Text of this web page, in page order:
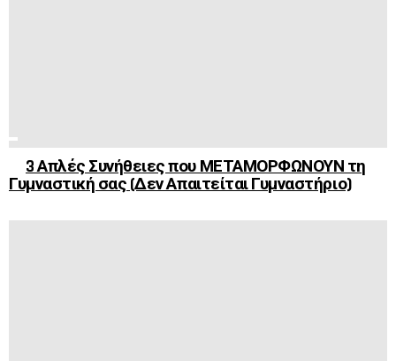
3 Απλές Συνήθειες που ΜΕΤΑΜΟΡΦΩΝΟΥΝ τη
Γυμναστική σας (Δεν Απαιτείται Γυμναστήριο)